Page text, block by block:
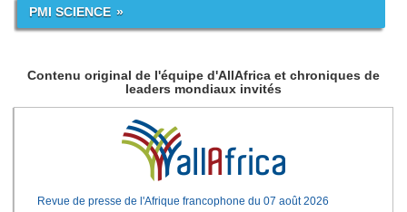
PMI SCIENCE
Contenu original de l'équipe d'AllAfrica et chroniques de
leaders mondiaux invités
Revue de presse de l'Afrique francophone du 07 août 2026